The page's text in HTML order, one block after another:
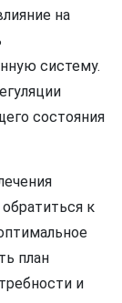
на
систему.
состояния
к
план
и